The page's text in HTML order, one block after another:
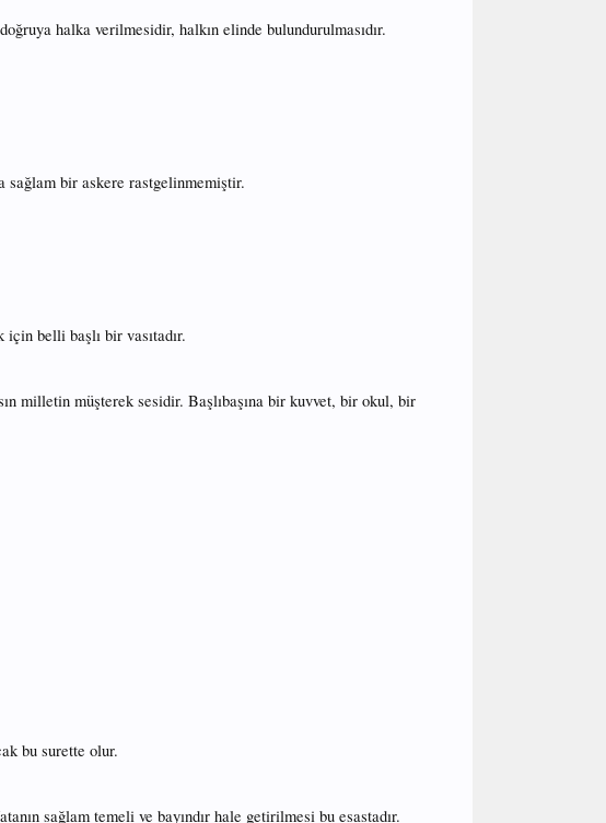
halka verilmesidir, halkın elinde bulundurulmasıdır.
sağlam bir askere rastgelinmemiştir.
belli başlı bir vasıtadır.
milletin müşterek sesidir. Başlıbaşına bir kuvvet, bir okul, bir
bu surette olur.
sağlam temeli ve bayındır hale getirilmesi bu esastadır.